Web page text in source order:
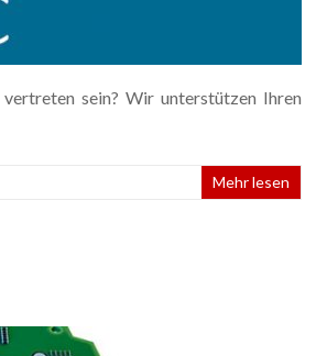
sein? Wir unterstützen Ihren
Mehr lesen